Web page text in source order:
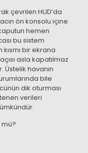
çevrilen HUD’da
ön konsolu içine
hemen
bu sistem
bir ekrana
asla kapatılmaz
Üstelik havanın
bile
dik oturması
verileri